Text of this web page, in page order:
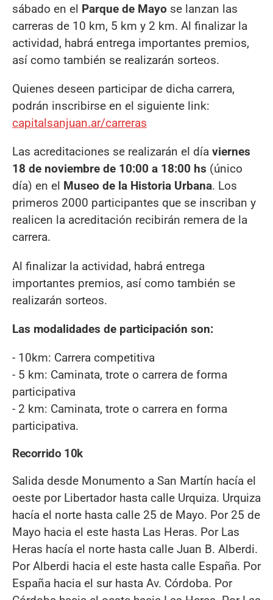
sábado en el Parque de Mayo se lanzan las
carreras de 10 km, 5 km y 2 km. Al finalizar la
actividad, habrá entrega importantes premios,
así como también se realizarán sorteos.
Quienes deseen participar de dicha carrera,
podrán inscribirse en el siguiente link:
capitalsanjuan.ar/carreras
Las acreditaciones se realizarán el día viernes
18 de noviembre de 10:00 a 18:00 hs (único
día) en el Museo de la Historia Urbana. Los
primeros 2000 participantes que se inscriban y
realicen la acreditación recibirán remera de la
carrera.
Al finalizar la actividad, habrá entrega
importantes premios, así como también se
realizarán sorteos.
Las modalidades de participación son:
- 10km: Carrera competitiva
- 5 km: Caminata, trote o carrera de forma
participativa
- 2 km: Caminata, trote o carrera en forma
participativa.
Recorrido 10k
Salida desde Monumento a San Martín hacía el
oeste por Libertador hasta calle Urquiza. Urquiza
hacía el norte hasta calle 25 de Mayo. Por 25 de
Mayo hacia el este hasta Las Heras. Por Las
Heras hacía el norte hasta calle Juan B. Alberdi.
Por Alberdi hacia el este hasta calle España. Por
España hacia el sur hasta Av. Córdoba. Por